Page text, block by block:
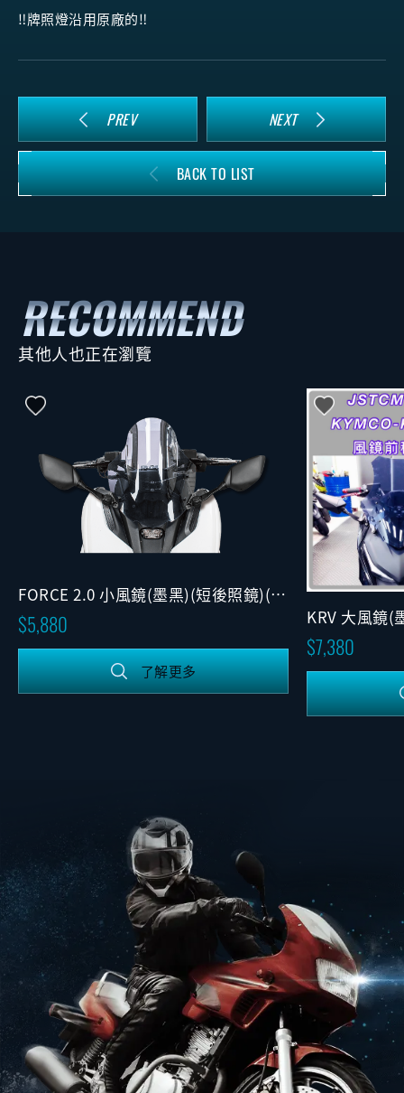
‼️牌照燈沿用原廠的‼️
PREV NEXT
BACK TO LIST
其他人也正在瀏覽
FORCE 2.0 小風鏡(墨黑)(短後照鏡)(固
定版)
5,880
了解更多
KRV 大風鏡(
7,380